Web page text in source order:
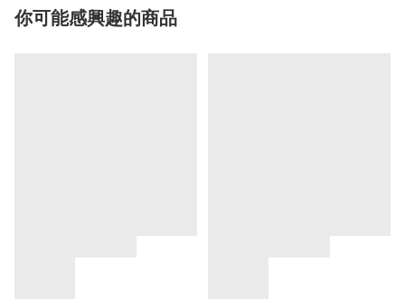
你可能感興趣的商品